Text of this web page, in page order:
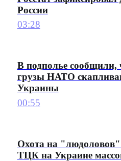
России
03:28
В подполье сообщили,
грузы НАТО
Украины
00:55
Охота на
ТЦК на Украине